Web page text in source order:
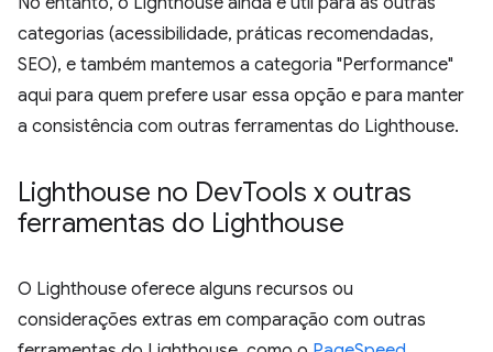
categorias (acessibilidade, práticas recomendadas,
SEO), e também mantemos a categoria "Performance"
aqui para quem prefere usar essa opção e para manter
a consistência com outras ferramentas do Lighthouse.
Lighthouse no DevTools x outras
ferramentas do Lighthouse
O Lighthouse oferece alguns recursos ou
considerações extras em comparação com outras